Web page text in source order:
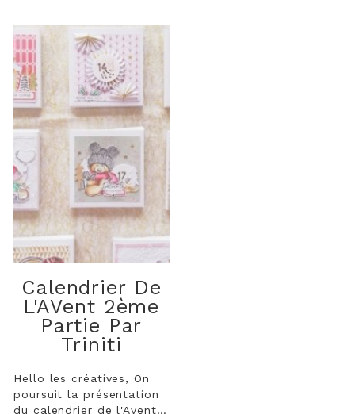
Calendrier De
L'AVent 2ème
Partie Par
Triniti
Hello les créatives, On
poursuit la présentation
du calendrier de l'Avent